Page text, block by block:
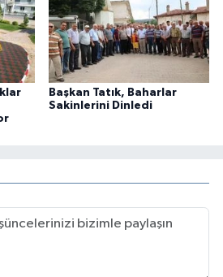
Başkan Tatık, Baharlar
Sakinlerini Dinledi